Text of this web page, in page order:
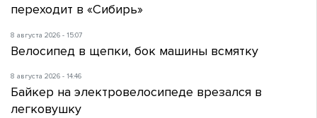
переходит в «Сибирь»
8 августа 2026 - 15:07
Велосипед в щепки, бок машины всмятку
8 августа 2026 - 14:46
Байкер на электровелосипеде врезался в
легковушку